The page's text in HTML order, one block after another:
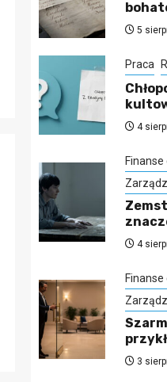
5
Praca
4
4
3